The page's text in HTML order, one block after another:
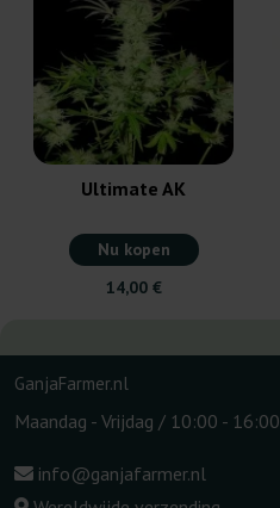
Ultimate AK
Nu kopen
14,00 €
GanjaFarmer.nl
Maandag - Vrijdag / 10:00 - 16:00
info@ganjafarmer.nl